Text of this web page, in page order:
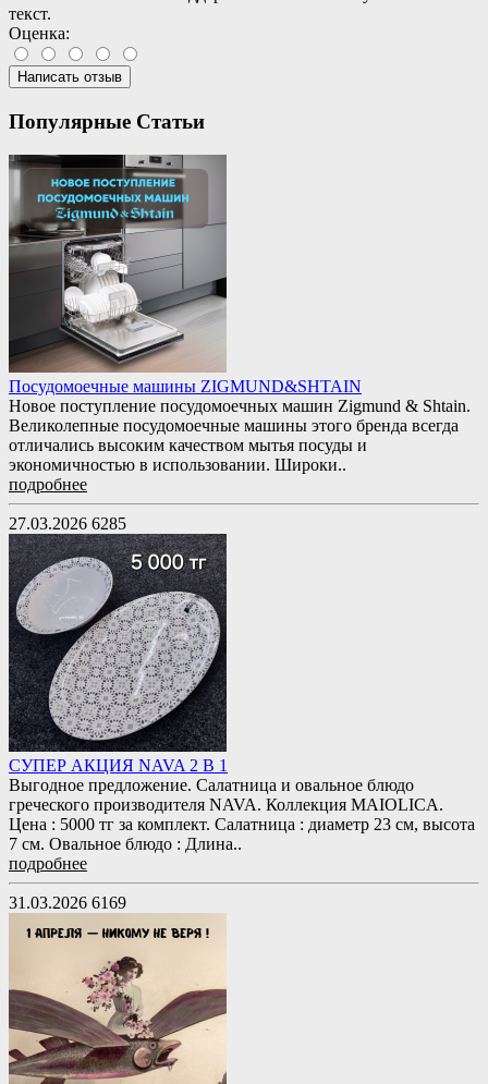
текст.
Оценка:
Написать отзыв
Популярные Статьи
Посудомоечные машины ZIGMUND&SHTAIN
Новое поступление посудомоечных машин Zigmund & Shtain.
Великолепные посудомоечные машины этого бренда всегда
отличались высоким качеством мытья посуды и
экономичностью в использовании. Широки..
подробнее
27.03.2026 6285
СУПЕР АКЦИЯ NAVA 2 В 1
Выгодное предложение. Салатница и овальное блюдо
греческого производителя NAVA. Коллекция MAIOLICA.
Цена : 5000 тг за комплект. Салатница : диаметр 23 см, высота
7 см. Овальное блюдо : Длина..
подробнее
31.03.2026 6169